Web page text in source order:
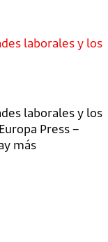
laborales y los
laborales y los
Press –
más